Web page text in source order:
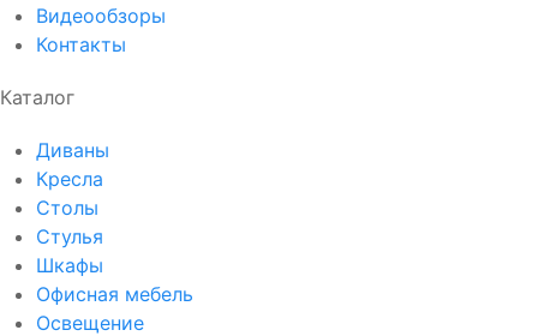
Видеообзоры
Контакты
Каталог
Диваны
Кресла
Столы
Стулья
Шкафы
Офисная мебель
Освещение